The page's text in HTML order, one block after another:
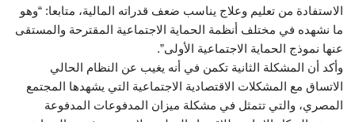
الاستفادة من تعليم وعلاج يناسب ضعف قدراته المالية، متابعا: “وهو
ما نشهده في مختلف أنظمة الحماية الاجتماعية المقترحة والمستقى
عنها نموذج الحماية الاجتماعية الأولى”.
وأكد أن المشكلة الثانية تكمن في أنه يغيب عن النظام الحالي
الاتساق مع المشكلات الاقتصادية الاجتماعية التي يشهدها المجتمع
المصري، والتي تتمثل في مشكلة ميزان المدفوعات المدفوعة